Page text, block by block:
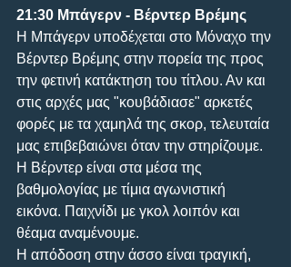
21:30 Μπάγερν - Βέρντερ Βρέμης
Η Μπάγερν υποδέχεται στο Μόναχο την
Βέρντερ Βρέμης στην πορεία της προς
την φετινή κατάκτηση του τίτλου. Αν και
στις αρχές μας "κουβάδιασε" αρκετές
φορές με τα χαμηλά της σκορ, τελευταία
μας επιβεβαιώνει όταν την στηρίζουμε.
Η Βέρντερ είναι στα μέσα της
βαθμολογίας με τίμια αγωνιστική
εικόνα. Παιχνίδι με γκολ λοιπόν και
θέαμα αναμένουμε.
Η απόδοση στην άσσο είναι τραγική,